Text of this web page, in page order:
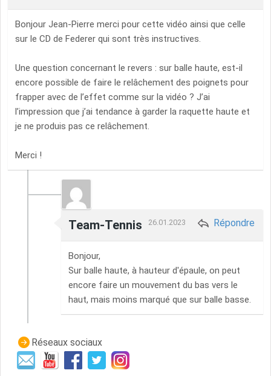
Bonjour Jean-Pierre merci pour cette vidéo ainsi que celle
sur le CD de Federer qui sont très instructives.
Une question concernant le revers : sur balle haute, est-il
encore possible de faire le relâchement des poignets pour
frapper avec de l’effet comme sur la vidéo ? J’ai
l’impression que j’ai tendance à garder la raquette haute et
je ne produis pas ce relâchement.
Merci !
Team-Tennis 26.01.2023 Répondre
Bonjour,
Sur balle haute, à hauteur d'épaule, on peut
encore faire un mouvement du bas vers le
haut, mais moins marqué que sur balle basse.
Réseaux sociaux